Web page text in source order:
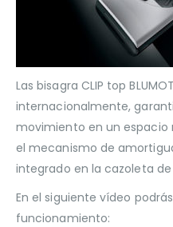
Las bisagra CLIP top
internacionalmente,
movimiento en un espacio
el mecanismo de
integrado en la cazoleta de
En el siguiente vídeo
funcionamiento: